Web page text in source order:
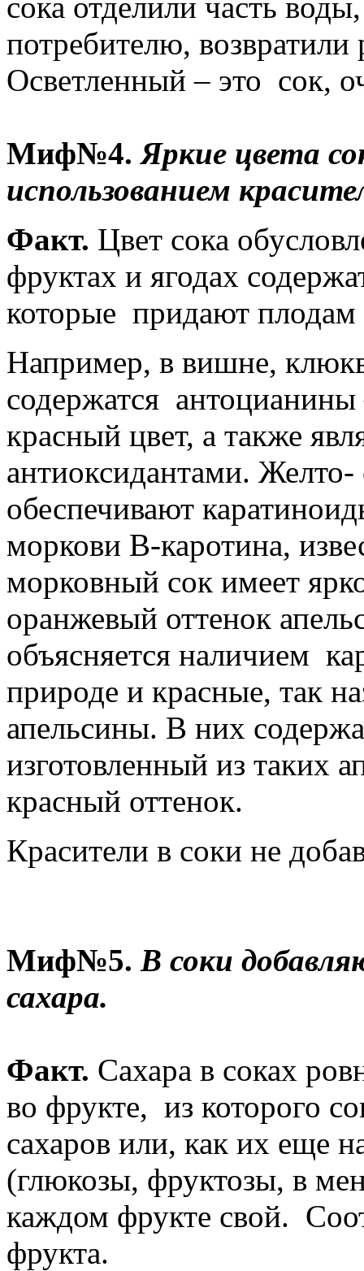
потребителю,
Осветленный – это сок,
Миф№4.Яркие цвета
использованием
Факт. Цвет сока
фруктах и ягодах
которые придают
Например, в вишне,
содержатся
красный цвет, а также
антиоксидантами.
обеспечивают
моркови В-каротина,
морковный сок имеет
оранжевый оттенок
объясняется наличием
природе и красные, так
апельсины. В них
изготовленный из таких
красный оттенок.
Красители в соки не
Миф№5. В соки
сахара.
Факт. Сахара в соках
во фрукте, из которого
сахаров или, как их еще
(глюкозы, фруктозы, в
каждом фрукте свой.
фрукта.